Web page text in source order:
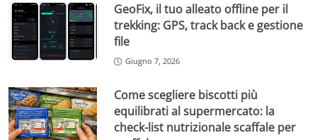
GeoFix, il tuo alleato offline per il
trekking: GPS, track back e gestione
file
Giugno 7, 2026
Come scegliere biscotti più
equilibrati al supermercato: la
check-list nutrizionale scaffale per